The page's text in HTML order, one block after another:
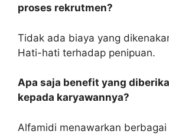
proses rekrutmen?
Tidak ada biaya yang
Hati-hati terhadap penipuan.
Apa saja benefit yang
kepada karyawannya?
Alfamidi menawarkan